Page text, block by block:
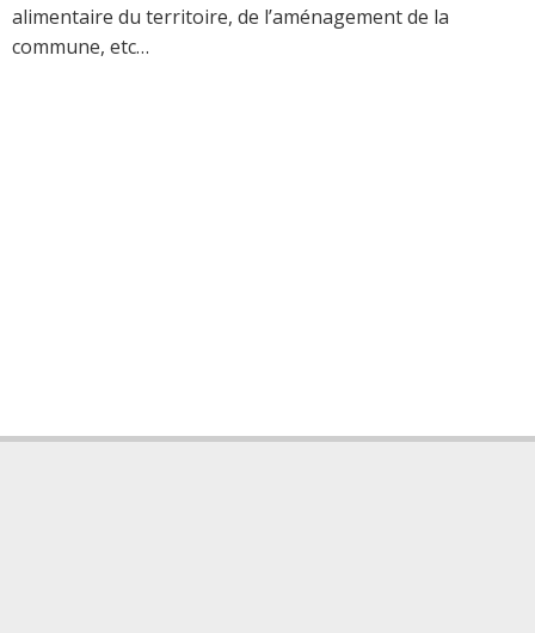
alimentaire du territoire, de l’aménagement de la
commune, etc…